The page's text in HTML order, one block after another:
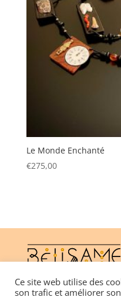
Le Monde Enchanté
€275,00
Ce site web utilise des
son trafic et améliorer